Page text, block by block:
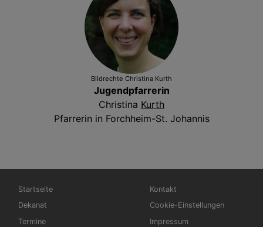
Bildrechte Christina Kurth
Jugendpfarrerin
Christina Kurth
Pfarrerin in Forchheim-St. Johannis
Hauptnavigation
Startseite
Dekanat
Termine
Fußbereichsmenü
Kontakt
Cookie-Einstellungen
Impressum